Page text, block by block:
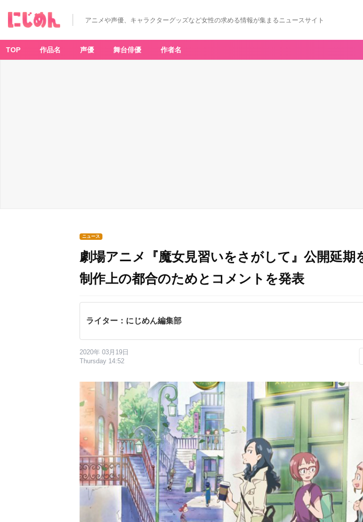
アニメや声優、キャラクターグッズなど女性の求める情報が集まるニュースサイト
TOP 作品名 声優 舞台俳優 作者名
ニュース
劇場アニメ『魔女見習いをさがして』公開延
制作上の都合のためとコメントを発表
ライター：にじめん編集部
2020年 03月19日
Thursday 14:52